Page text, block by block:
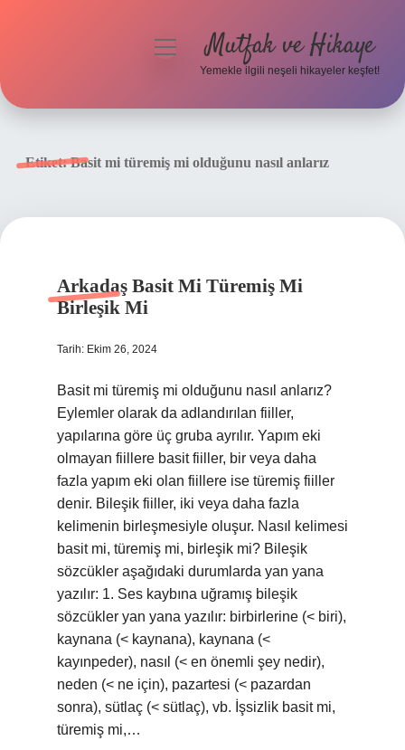
menüyüMutfak ve Hikaye
Yemekle ilgili neşeli hikayeler keşfet!
Etiket:Basit mi türemiş mi olduğunu nasıl anlarız
Arkadaş Basit Mi Türemiş Mi
Birleşik Mi
Tarih: Ekim 26, 2024
Basit mi türemiş mi olduğunu nasıl anlarız?
Eylemler olarak da adlandırılan fiiller,
yapılarına göre üç gruba ayrılır. Yapım eki
olmayan fiillere basit fiiller, bir veya daha
fazla yapım eki olan fiillere ise türemiş fiiller
denir. Bileşik fiiller, iki veya daha fazla
kelimenin birleşmesiyle oluşur. Nasıl kelimesi
basit mi, türemiş mi, birleşik mi? Bileşik
sözcükler aşağıdaki durumlarda yan yana
yazılır: 1. Ses kaybına uğramış bileşik
sözcükler yan yana yazılır: birbirlerine (< biri),
kaynana (< kaynana), kaynana (<
kayınpeder), nasıl (< en önemli şey nedir),
neden (< ne için), pazartesi (< pazardan
sonra), sütlaç (< sütlaç), vb. İşsizlik basit mi,
türemiş mi,…